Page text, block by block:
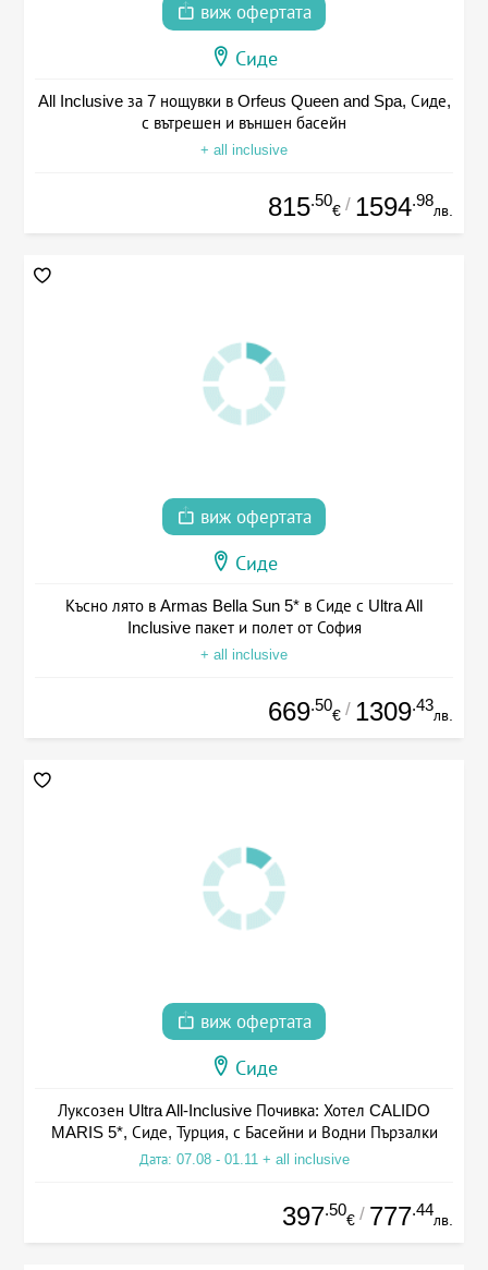
виж офертата
Сиде
All Inclusive за 7 нощувки в Orfeus Queen and Spa, Сиде,
с вътрешен и външен басейн
+ all inclusive
815.50
€ / 1594.98
лв.
виж офертата
Сиде
Късно лято в Armas Bella Sun 5* в Сиде с Ultra All
Inclusive пакет и полет от София
+ all inclusive
669.50
€ / 1309.43
лв.
виж офертата
Сиде
Луксозен Ultra All-Inclusive Почивка: Хотел CALIDO
MARIS 5*, Сиде, Турция, с Басейни и Водни Пързалки
Дата: 07.08 - 01.11 + all inclusive
397.50
€ / 777.44
лв.